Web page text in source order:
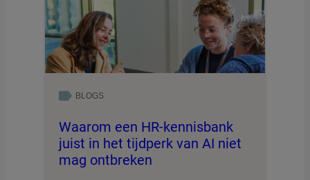
BLOGS
Waarom een HR-kennisbank
juist in het tijdperk van AI niet
mag ontbreken